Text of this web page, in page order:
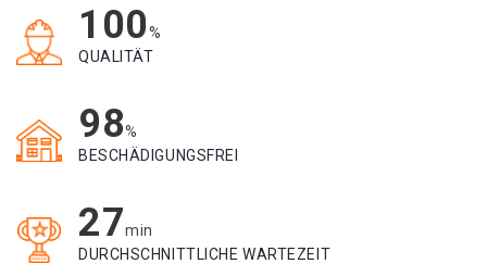
100%
QUALITÄT
98%
BESCHÄDIGUNGSFREI
27min
DURCHSCHNITTLICHE WARTEZEIT